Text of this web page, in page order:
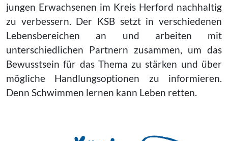
jungen Erwachsenen im Kreis Herford nachhaltig
zu verbessern. Der KSB setzt in verschiedenen
Lebensbereichen an und arbeiten mit
unterschiedlichen Partnern zusammen, um das
Bewusstsein für das Thema zu stärken und über
mögliche Handlungsoptionen zu informieren.
Denn Schwimmen lernen kann Leben retten.